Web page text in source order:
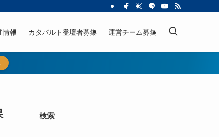
情報 カタパルト登壇者募集 運営チーム募集
検索